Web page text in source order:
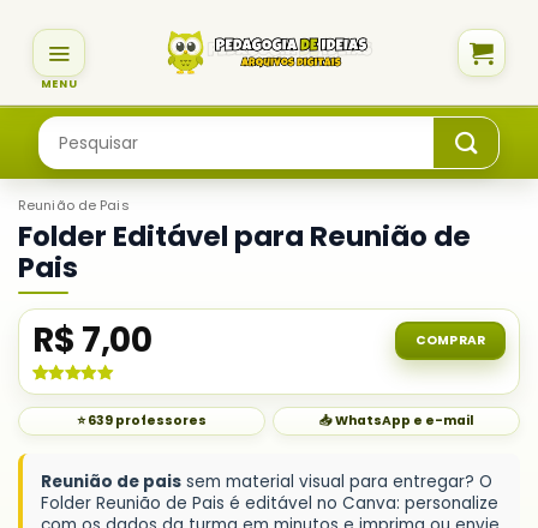
content
Pesquisar
por:
Reunião de Pais
Folder Editável para Reunião de
Pais
R$ 7,00 COMPRAR
Avaliado
como5.00
de 5, com
2
de clientes
⭐ 639 professores 📥 WhatsApp e e-mail
Reunião de pais sem material visual para entregar? O
Folder Reunião de Pais é editável no Canva: personalize